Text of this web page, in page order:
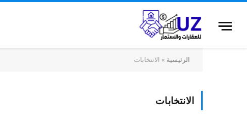
الرئيسية » الانتخابات
الانتخابات